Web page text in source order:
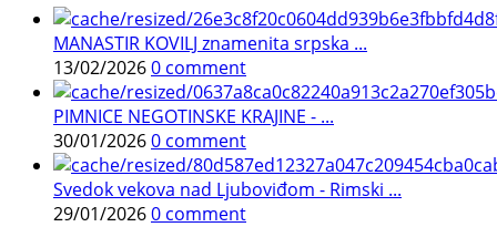
MANASTIR KOVILJ znamenita srpska ...
13/02/20260 comment
PIMNICE NEGOTINSKE KRAJINE - ...
30/01/20260 comment
Svedok vekova nad Ljuboviđom - Rimski ...
29/01/20260 comment